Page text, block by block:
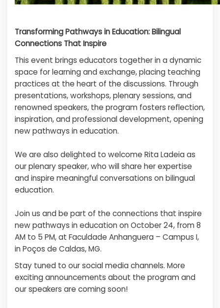
Transforming Pathways in Education: Bilingual
Connections That Inspire
This event brings educators together in a dynamic
space for learning and exchange, placing teaching
practices at the heart of the discussions. Through
presentations, workshops, plenary sessions, and
renowned speakers, the program fosters reflection,
inspiration, and professional development, opening
new pathways in education.
We are also delighted to welcome Rita Ladeia as
our plenary speaker, who will share her expertise
and inspire meaningful conversations on bilingual
education.
Join us and be part of the connections that inspire
new pathways in education on October 24, from 8
AM to 5 PM, at Faculdade Anhanguera – Campus I,
in Poços de Caldas, MG.
Stay tuned to our social media channels. More
exciting announcements about the program and
our speakers are coming soon!